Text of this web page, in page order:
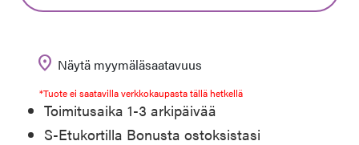
location_on Näytä myymäläsaatavuus
*Tuote ei saatavilla verkkokaupasta tällä hetkellä
Toimitusaika 1-3 arkipäivää
S-Etukortilla Bonusta ostoksistasi